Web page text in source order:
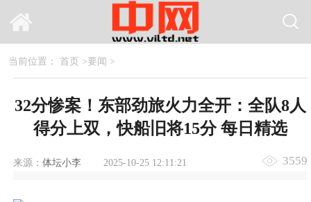
当前位置： 首页 >要闻 >
32分惨案！东部劲旅火力全开：全队8人
得分上双，快船旧将15分 每日精选
来源： 体坛小李 2025-10-25 12:11:21 3559